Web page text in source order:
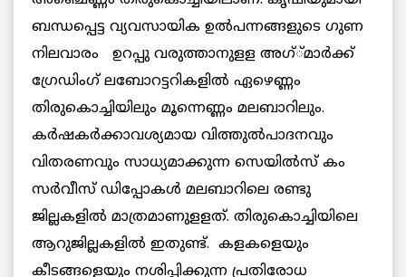
ബന്ധപ്പെട്ട വ്യവസായിക ഉല്‍പന്നങ്ങളുടെ ഗുണ
നിലവാരം ഉറപ്പു വരുത്താനുളള അഗ്്മാര്‍ക്ക്
ഗ്രേഡിംഗ് ലബോറട്ടറികളില്‍ ഏഴെണ്ണം
തിരുകൊച്ചിയിലും മൂന്നെണ്ണം മലബാറിലും.
കര്‍ഷകര്‍ക്കാവശ്യമായ വിത്തുല്‍പാദനവും
വിതരണവും സാധ്യമാക്കുന്ന സെയില്‍സ് കം
സര്‍വീസ് ഡിപ്പോകള്‍ മലബാറിലെ രണ്ടു
ജില്ലകളില്‍ മാത്രമാണുളളത്. തിരുകൊച്ചിയിലെ
ആറുജില്ലകളില്‍ ഇതുണ്ട്. കളകളെയും
കീടങ്ങളെയും നശിപ്പിക്കുന്ന പ്രതിരോധ